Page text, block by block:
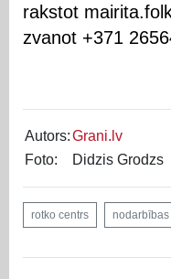
rakstot
zvanot +371
Autors:Grani.lv
Foto:
Didzis Grodzs
rotko centrs nodarbības